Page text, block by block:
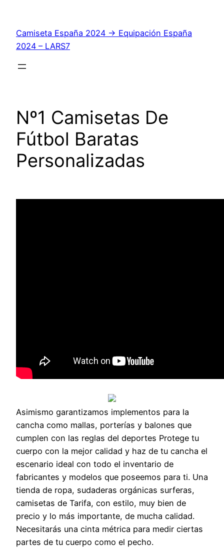
contenido
Camiseta España 2024 → Equipación España
2024 – LARS7
Nº1 Camisetas De
Fútbol Baratas
Personalizadas
Asimismo garantizamos implementos para la
cancha como mallas, porterías y balones que
cumplen con las reglas del deportes Protege tu
cuerpo con la mejor calidad y haz de tu cancha el
escenario ideal con todo el inventario de
fabricantes y modelos que poseemos para ti. Una
tienda de ropa, sudaderas orgánicas surferas,
camisetas de Tarifa, con estilo, muy bien de
precio y lo más importante, de mucha calidad.
Necesitarás una cinta métrica para medir ciertas
partes de tu cuerpo como el pecho.